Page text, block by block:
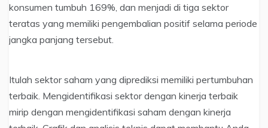
konsumen tumbuh 169%, dan menjadi di tiga sektor
teratas yang memiliki pengembalian positif selama periode
jangka panjang tersebut.
Itulah sektor saham yang diprediksi memiliki pertumbuhan
terbaik. Mengidentifikasi sektor dengan kinerja terbaik
mirip dengan mengidentifikasi saham dengan kinerja